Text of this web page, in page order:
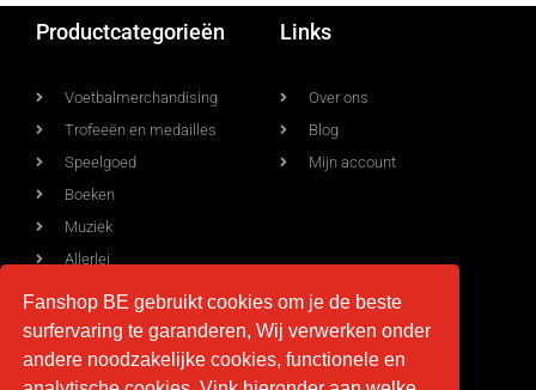
Productcategorieën
Voetbalmerchandising
Trofeeën en medailles
Speelgoed
Boeken
Muziek
Allerlei
Links
Over ons
Blog
Mijn account
Voorwaarden Contact
Fanshop BE gebruikt cookies om je de beste
surfervaring te garanderen, Wij verwerken onder
andere noodzakelijke cookies, functionele en